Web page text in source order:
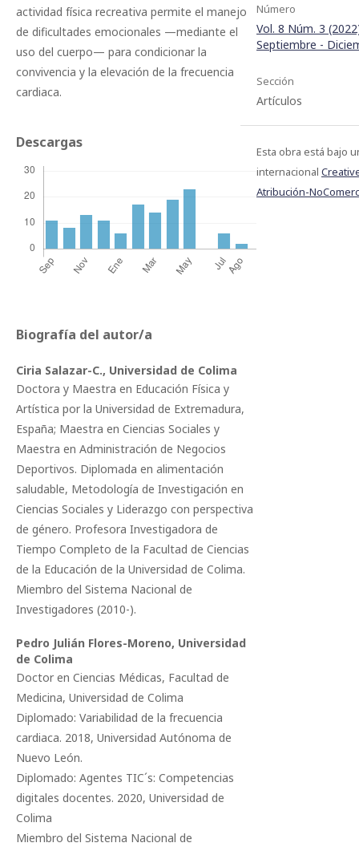
actividad física recreativa permite el manejo
de dificultades emocionales —mediante el
uso del cuerpo— para condicionar la
convivencia y la elevación de la frecuencia
cardiaca.
Descargas
Biografía del autor/a
Ciria Salazar-C., Universidad de Colima
Doctora y Maestra en Educación Física y
Artística por la Universidad de Extremadura,
España; Maestra en Ciencias Sociales y
Maestra en Administración de Negocios
Deportivos. Diplomada en alimentación
saludable, Metodología de Investigación en
Ciencias Sociales y Liderazgo con perspectiva
de género. Profesora Investigadora de
Tiempo Completo de la Facultad de Ciencias
de la Educación de la Universidad de Colima.
Miembro del Sistema Nacional de
Investigadores (2010-).
Pedro Julián Flores-Moreno, Universidad
de Colima
Doctor en Ciencias Médicas, Facultad de
Medicina, Universidad de Colima
Diplomado: Variabilidad de la frecuencia
cardiaca. 2018, Universidad Autónoma de
Nuevo León.
Diplomado: Agentes TIC´s: Competencias
digitales docentes. 2020, Universidad de
Colima
Miembro del Sistema Nacional de
Número
Vol. 8 Núm. 3
Septiembre -
Sección
Artículos
Esta obra está bajo
internacional
Atribución-